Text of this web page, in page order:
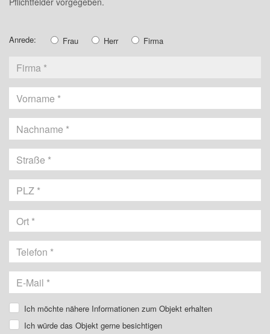
Anrede: Frau Herr Firma
Vorname
Nachname
Ich möchte nähere Informationen zum Objekt erhalten
Ich würde das Objekt gerne besichtigen